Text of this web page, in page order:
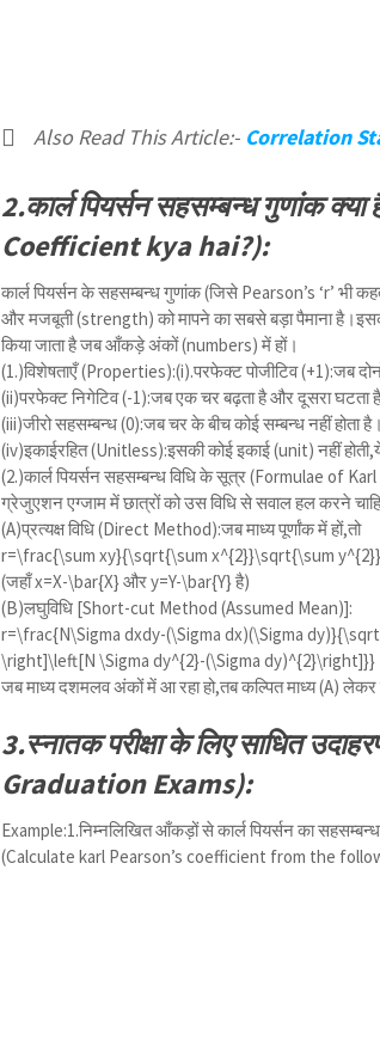
Also Read This Article:- Correlation
2.कार्ल पियर्सन सहसम्बन्ध गुणांक
Coefficient kya hai?):
कार्ल पियर्सन के सहसम्बन्ध गुणांक (जिसे Pearson’s ‘r’ भी
और मजबूती (strength) को मापने का सबसे बड़ा पैमाना
किया जाता है जब आँकड़े अंकों (numbers) में हों।
(1.)विशेषताएँ (Properties):(i).परफेक्ट पोजीटिव (+1):जब
(ii)परफेक्ट निगेटिव (-1):जब एक चर बढ़ता है और दूसरा घटता
(iii)जीरो सहसम्बन्ध (0):जब चर के बीच कोई सम्बन्ध नहीं होता है।
(iv)इकाईरहित (Unitless):इसकी कोई इकाई (unit) नहीं
(2.)कार्ल पियर्सन सहसम्बन्ध विधि के सूत्र (Formulae of
ग्रेजुएशन एग्जाम में छात्रों को उस विधि से सवाल हल करने
(A)प्रत्यक्ष विधि (Direct Method):जब माध्य पूर्णांक में हों,तो
r=\frac{\sum xy}{\sqrt{\sum x^{2}}\sqrt{\sum
(जहाँx=X-\bar{X}औरy=Y-\bar{Y}है)
(B)लघुविधि [Short-cut Method (Assumed Mean)]:
r=\frac{N\Sigma dxdy-(\Sigma dx)(\Sigma
\right]\left[N \Sigma dy^{2}-(\Sigma dy)^{2}\right]}}
जब माध्य दशमलव अंकों में आ रहा हो,तब कल्पित माध्य (A) लेकर
3.स्नातक परीक्षा के लिए साधित
Graduation Exams):
Example:1.निम्नलिखित आँकड़ों से कार्ल पियर्सन का सहसम्बन्ध
(Calculate karl Pearson’s coefficient from the